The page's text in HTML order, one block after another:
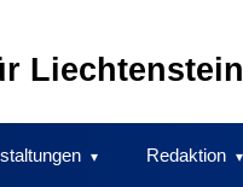
Liechtenstein
Redaktion